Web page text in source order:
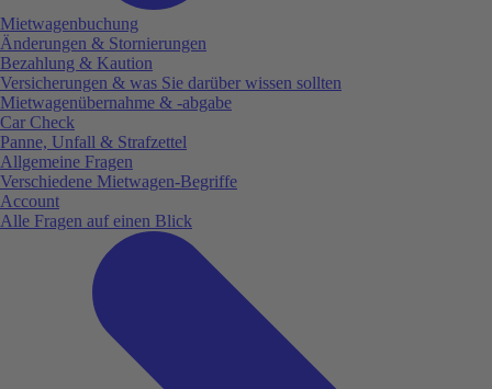
Mietwagenbuchung
Änderungen & Stornierungen
Bezahlung & Kaution
Versicherungen & was Sie darüber wissen sollten
Mietwagenübernahme & -abgabe
Car Check
Panne, Unfall & Strafzettel
Allgemeine Fragen
Verschiedene Mietwagen-Begriffe
Account
Alle Fragen auf einen Blick